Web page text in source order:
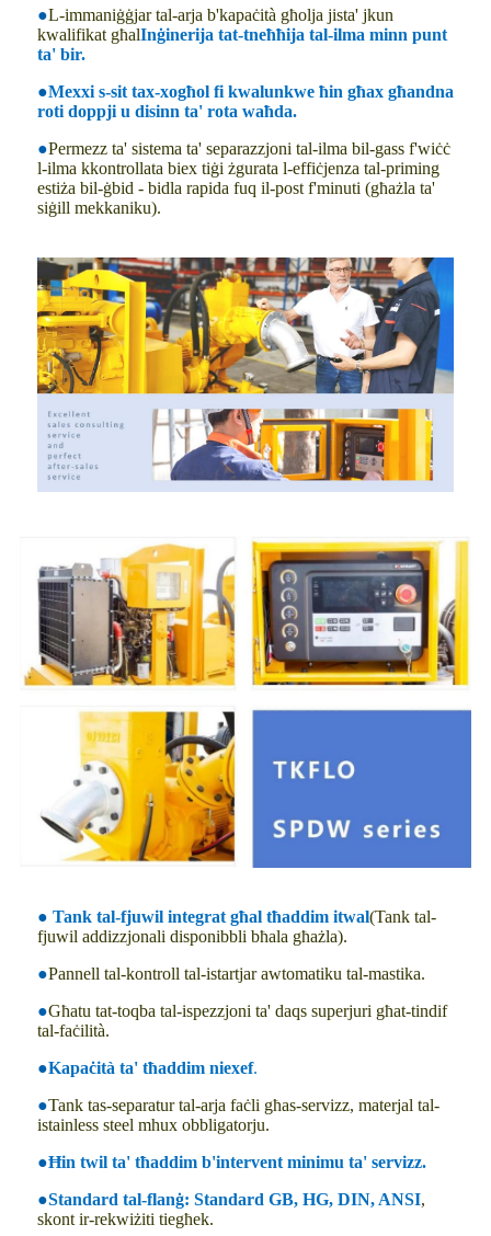
●L-immaniġġjar tal-arja b'kapaċità għolja jista' jkun
kwalifikat għalInġinerija tat-tneħħija tal-ilma minn punt
ta' bir.
●Mexxi s-sit tax-xogħol fi kwalunkwe ħin għax għandna
roti doppji u disinn ta' rota waħda.
●Permezz ta' sistema ta' separazzjoni tal-ilma bil-gass f'wiċċ
l-ilma kkontrollata biex tiġi żgurata l-effiċjenza tal-priming
estiża bil-ġbid - bidla rapida fuq il-post f'minuti (għażla ta'
siġill mekkaniku).
● Tank tal-fjuwil integrat għal tħaddim itwal(Tank tal-
fjuwil addizzjonali disponibbli bħala għażla).
●Pannell tal-kontroll tal-istartjar awtomatiku tal-mastika.
●Għatu tat-toqba tal-ispezzjoni ta' daqs superjuri għat-tindif
tal-faċilità.
●Kapaċità ta' tħaddim niexef.
●Tank tas-separatur tal-arja faċli għas-servizz, materjal tal-
istainless steel mhux obbligatorju.
●Ħin twil ta' tħaddim b'intervent minimu ta' servizz.
●Standard tal-flanġ: Standard GB, HG, DIN, ANSI,
skont ir-rekwiżiti tiegħek.